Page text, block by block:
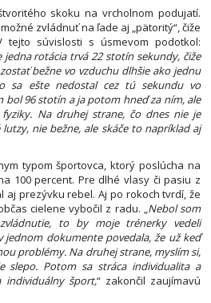
skoku na vrcholnom podujatí.
zvládnuť na ľade aj „pätoritý“, čiže
tejto súvislosti s úsmevom podotkol:
jedna rotácia trvá 22 stotín sekundy, čiže
bežne vo vzduchu dlhšie ako jednu
sa ešte nedostal cez tú sekundu vo
bol 96 stotín a ja potom hneď za ním, ale
Na druhej strane, čo dnes nie je
nie bežne, ale skáče to napríklad aj
typom športovca, ktorý poslúcha na
100 percent. Pre dlhé vlasy či pasiu z
prezývku rebel. Aj po rokoch tvrdí, že
cielene vybočil z radu. „Nebol som
to by moje trénerky vedeli
jednom dokumente povedala, že už keď
problémy. Na druhej strane, myslím si,
slepo. Potom sa stráca individualita a
individuálny šport,“ zakončil zaujímavú